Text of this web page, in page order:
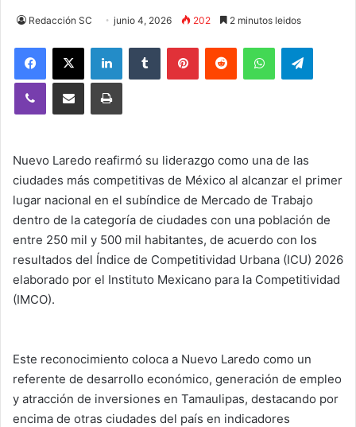
Redacción SC junio 4, 2026 202 2 minutos leidos
Facebook
X LinkedInTumblr PinterestReddit WhatsApp
Viber Compartir vía email Imprimir
Nuevo Laredo reafirmó su liderazgo como una de las
ciudades más competitivas de México al alcanzar el primer
lugar nacional en el subíndice de Mercado de Trabajo
dentro de la categoría de ciudades con una población de
entre 250 mil y 500 mil habitantes, de acuerdo con los
resultados del Índice de Competitividad Urbana (ICU) 2026
elaborado por el Instituto Mexicano para la Competitividad
(IMCO).
Este reconocimiento coloca a Nuevo Laredo como un
referente de desarrollo económico, generación de empleo
y atracción de inversiones en Tamaulipas, destacando por
encima de otras ciudades del país en indicadores